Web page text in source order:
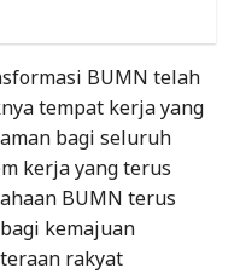
BUMN telah
tempat kerja yang
bagi seluruh
kerja yang terus
BUMN terus
kemajuan
rakyat